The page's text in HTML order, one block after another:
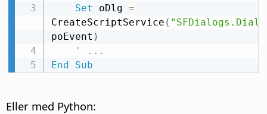
Set oDlg =
CreateScriptService (
poEvent )
' ...
End
Sub
Eller med Python: